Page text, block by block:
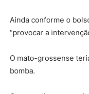
Ainda conforme o
“provocar a
O mato-grossense
bomba.